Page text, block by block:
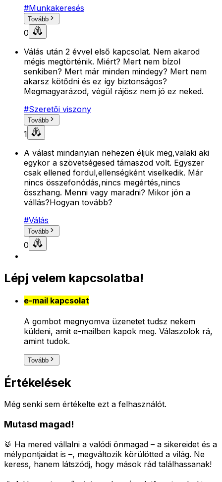
#Munkakeresés
Tovább
0
Válás után 2 évvel első kapcsolat. Nem akarod
mégis megtörténik. Miért? Mert nem bízol
senkiben? Mert már minden mindegy? Mert nem
akarsz kötődni és ez így biztonságos?
Megmagyarázod, végül rájösz nem jó ez neked.
#Szeretői viszony
Tovább
1
A válast mindanyian nehezen éljük meg,valaki aki
egykor a szövetségesed támaszod volt. Egyszer
csak ellened fordul,ellenségként viselkedik. Már
nincs összefonódás,nincs megértés,nincs
összhang. Menni vagy maradni? Mikor jön a
vállás?Hogyan tovább?
#Válás
Tovább
0
Lépj velem kapcsolatba!
e-mail kapcsolat
A gombot megnyomva üzenetet tudsz nekem
küldeni, amit e-mailben kapok meg. Válaszolok rá,
amint tudok.
Tovább
Értékelések
Még senki sem értékelte ezt a felhasználót.
Mutasd magad!
🥁 Ha mered vállalni a valódi önmagad – a sikereidet és a
mélypontjaidat is –, megváltozik körülötted a világ. Ne
keress, hanem látszódj, hogy mások rád találhassanak!